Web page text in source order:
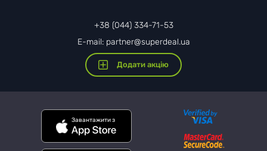
+38 (044) 334-71-53
E-mail: partner@superdeal.ua
Додати акцію
Завантажити з